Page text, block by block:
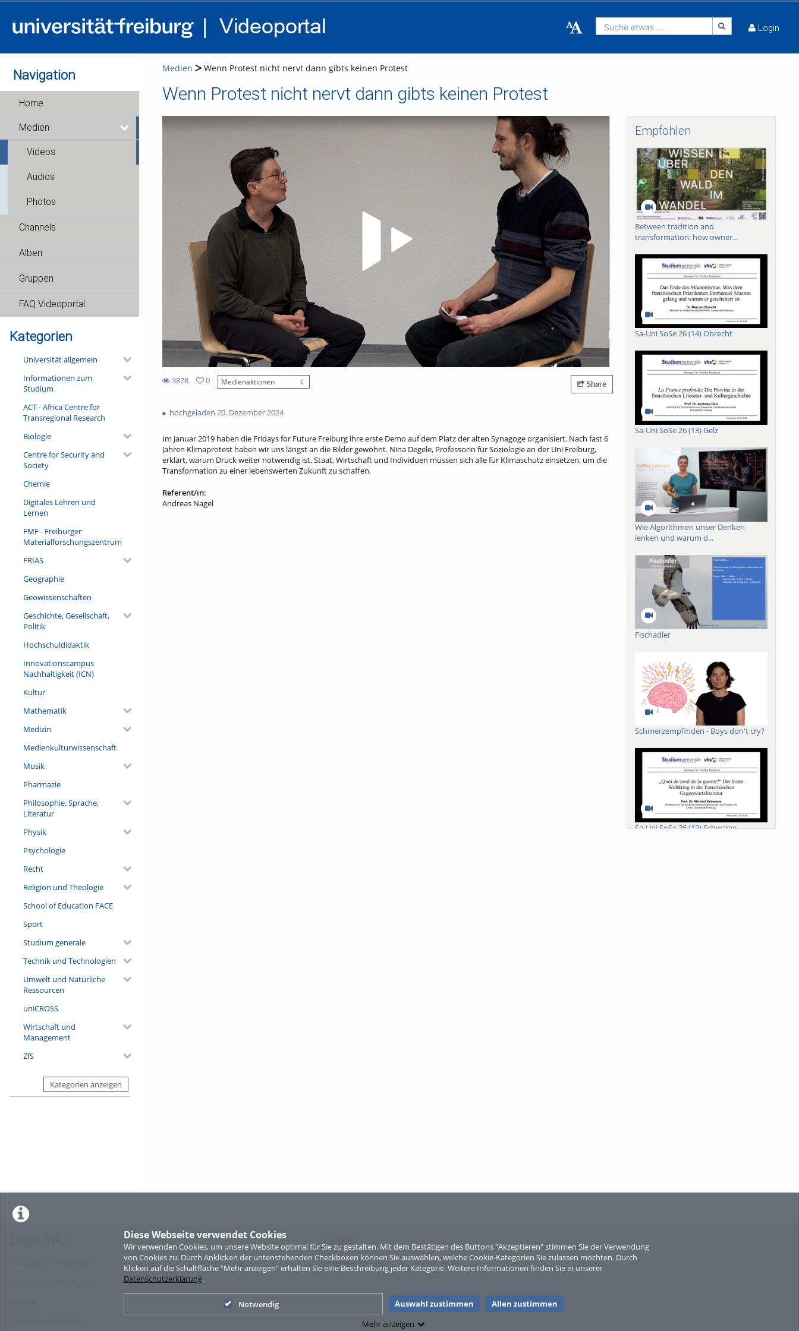
Diese Webseite verwendet Cookies
Wir verwenden Cookies, um unsere Website optimal für Sie zu gestalten. Mit dem Bestätigen des Buttons "Akzeptieren" stimmen Sie der Verwendung
von Cookies zu. Durch Anklicken der untenstehenden Checkboxen können Sie auswählen, welche Cookie-Kategorien Sie zulassen möchten. Durch
Klicken auf die Schaltfläche "Mehr anzeigen" erhalten Sie eine Beschreibung jeder Kategorie. Weitere Informationen finden Sie in unserer
Datenschutzerklärung.
Notwendig Auswahl zustimmen
Allen zustimmen
Mehr anzeigen
Suche etwas ... Login
Navigation
Home
Medien
Videos
Audios
Photos
Channels
Alben
Gruppen
FAQ Videoportal
Kategorien
Universität allgemein
Informationen zum
Studium
ACT - Africa Centre for
Transregional Research
Biologie
Centre for Security and
Society
Chemie
Digitales Lehren und
Lernen
FMF - Freiburger
Materialforschungszentrum
FRIAS
Geographie
Geowissenschaften
Geschichte, Gesellschaft,
Politik
Hochschuldidaktik
Innovationscampus
Nachhaltigkeit (ICN)
Kultur
Mathematik
Medizin
Medienkulturwissenschaft
Musik
Pharmazie
Philosophie, Sprache,
Literatur
Physik
Psychologie
Recht
Religion und Theologie
School of Education FACE
Sport
Studium generale
Technik und Technologien
Umwelt und Natürliche
Ressourcen
uniCROSS
Wirtschaft und
Management
ZfS
Kategorien anzeigen
Medien Wenn Protest nicht nervt dann gibts keinen Protest
Wenn Protest nicht nervt dann gibts keinen Protest
3878
views
0
Medienaktionen Share
hochgeladen 20. Dezember 2024
Im Januar 2019 haben die Fridays for Future Freiburg ihre erste Demo auf dem Platz der alten Synagoge organisiert. Nach fast 6
Jahren Klimaprotest haben wir uns längst an die Bilder gewöhnt. Nina Degele, Professorin für Soziologie an der Uni Freiburg,
erklärt, warum Druck weiter notwendig ist. Staat, Wirtschaft und Individuen müssen sich alle für Klimaschutz einsetzen, um die
Transformation zu einer lebenswerten Zukunft zu schaffen.
Referent/in:
Andreas Nagel
Empfohlen
Between tradition and
transformation: how owner...
Sa-Uni SoSe 26 (14) Obrecht
Sa-Uni SoSe 26 (13) Gelz
Wie Algorithmen unser Denken
lenken und warum d...
Fischadler
Schmerzempfinden - Boys don't cry?
Sa-Uni SoSe 26 (12) Schwarze
Sperber
Links
Sitemap